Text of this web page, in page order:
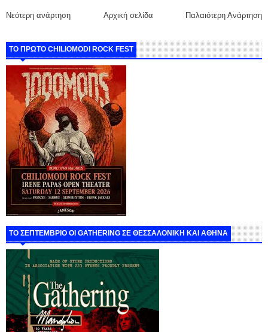
Νεότερη ανάρτηση Παλαιότερη Ανάρτηση
Αρχική σελίδα
ΤΟ ΠΡΩΤΟ CHILIOMODI ROCK FEST
ΤΟ ΣΕΠΤΕΜΒΡΙΟ ΟΙ GATHERING ΣΕ ΘΕΣΣΑΛΟΝΙΚΗ ΚΑΙ ΑΘΗΝΑ